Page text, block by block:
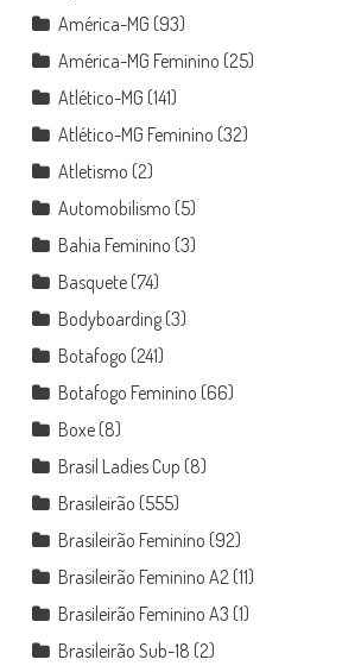
América-MG (93)
América-MG Feminino (25)
Atlético-MG (141)
Atlético-MG Feminino (32)
Atletismo (2)
Automobilismo (5)
Bahia Feminino (3)
Basquete(74)
Bodyboarding(3)
Botafogo (241)
Botafogo Feminino (66)
Boxe(8)
Brasil Ladies Cup (8)
Brasileirão (555)
Brasileirão Feminino (92)
Brasileirão Feminino A2 (11)
Brasileirão Feminino A3 (1)
Brasileirão Sub-18 (2)